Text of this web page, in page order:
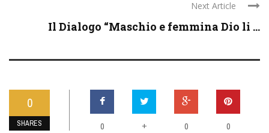
Next Article
Il Dialogo “Maschio e femmina Dio li ...
0
SHARES 0 + 0 0